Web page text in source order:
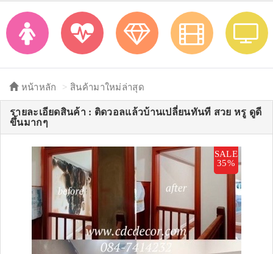
หน้าหลัก สินค้ามาใหม่ล่าสุด
รายละเอียดสินค้า : ติดวอลแล้วบ้านเปลี่ยนทันที สวย หรู ดูดี
ขึ้นมากๆ
SALE
35%